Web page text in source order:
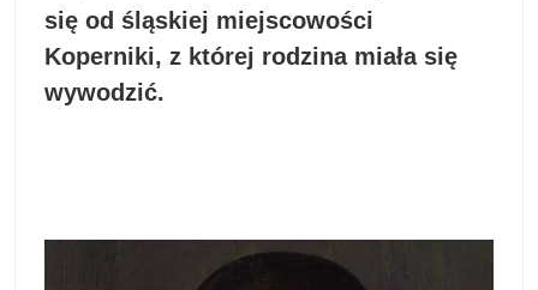
się od śląskiej miejscowości
Koperniki, z której rodzina miała się
wywodzić.